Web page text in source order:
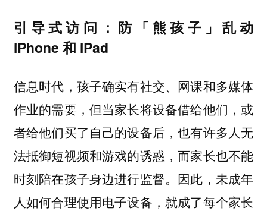
引导式访问：防「熊孩子」乱动
iPhone 和 iPad
信息时代，孩子确实有社交、网课和多媒体
作业的需要，但当家长将设备借给他们，或
者给他们买了自己的设备后，也有许多人无
法抵御短视频和游戏的诱惑，而家长也不能
时刻陪在孩子身边进行监督。因此，未成年
人如何合理使用电子设备，就成了每个家长